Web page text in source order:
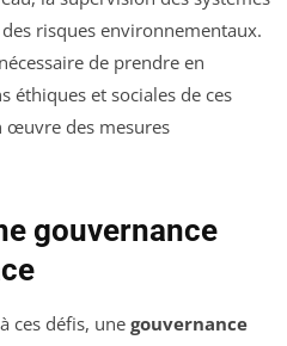
risques environnementaux.
de prendre en
éthiques et sociales de ces
œuvre des mesures
gouvernance
ces défis, une gouvernance